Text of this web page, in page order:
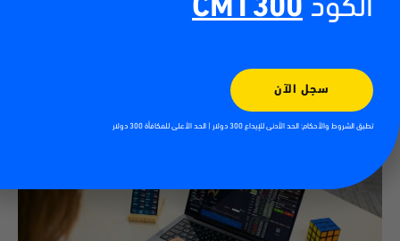
أحدثت العملات الرقمية ثورة في المشهد المالي، جاذبةً ملايين المتداولين
اقرأ أكثر
الكود CMT300
سجل الآن
تطبق الشروط والأحكام: الحد الأدنى للإيداع 300 دولار | الحد الأعلى للمكافأة 300 دولار